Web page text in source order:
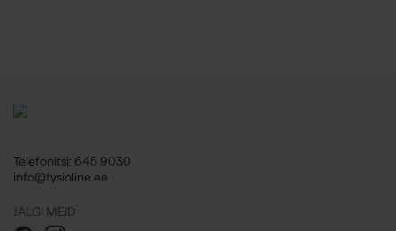
Telefonitsi: 645 9030
info@fysioline.ee
JÄLGI MEID